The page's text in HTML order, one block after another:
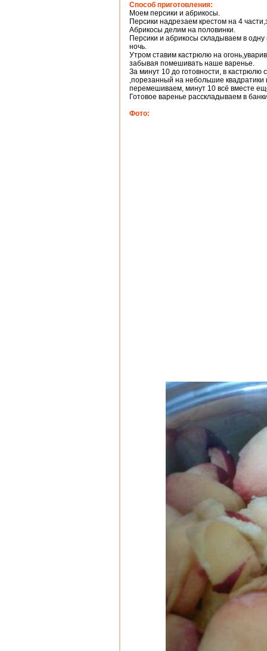
Способ приготовления:
Моем персики и абрикосы.
Персики надрезаем крестом на 4
Абрикосы делим на половинки.
Персики и абрикосы складываем в
ночь.
Утром ставим кастрюлю на
забывая помешивать наше варенье.
За минут 10 до готовности, в
,порезанный на небольшие
перемешиваем, минут 10 всё вместе
Готовое варенье расскладываем в
Фото: